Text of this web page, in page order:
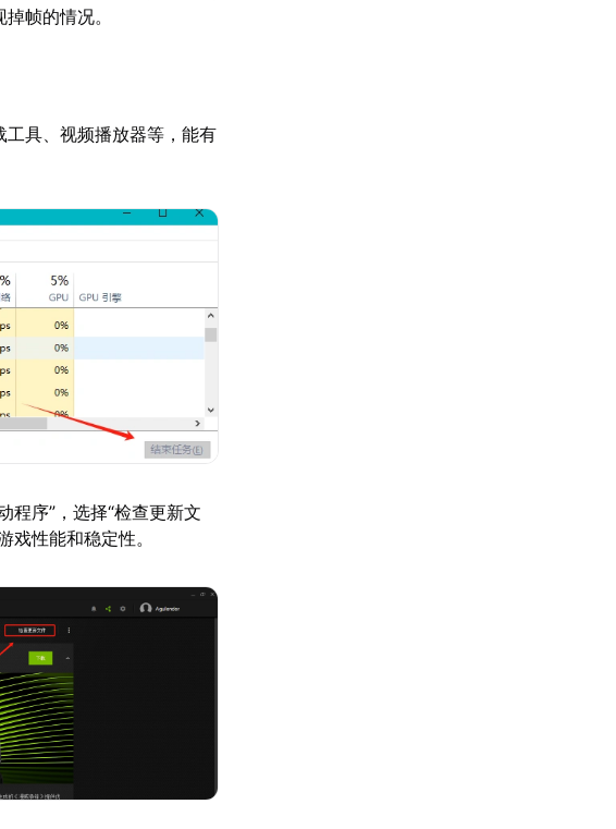
帧的情况。
工具、视频播放器等，能有
程序”，选择“检查更新文
性能和稳定性。